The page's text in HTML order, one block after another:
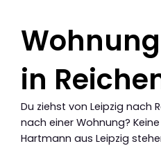
in
Du ziehst von Leipzig nach
nach einer Wohnung?
Hartmann aus Leipzig